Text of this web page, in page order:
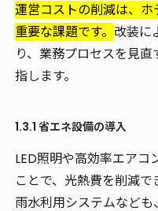
運営コストの削減は、
重要な課題です。 改装に
り、業務プロセスを見
指します。
1.3.1 省エネ設備の導入
LED照明や高効率エアコ
ことで、光熱費を削減
雨水利用システムなど